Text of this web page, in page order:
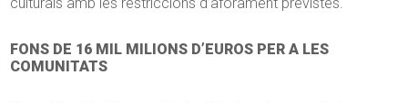
culturals amb les restriccions d’aforament previstes.
FONS DE 16 MIL MILIONS D’EUROS PER A LES
COMUNITATS